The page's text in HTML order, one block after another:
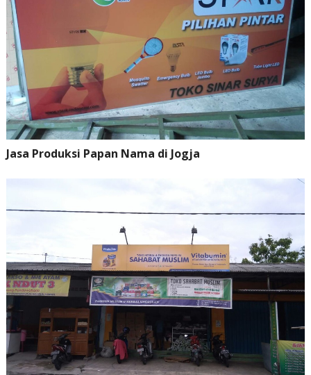
Jasa Produksi Papan Nama di Jogja